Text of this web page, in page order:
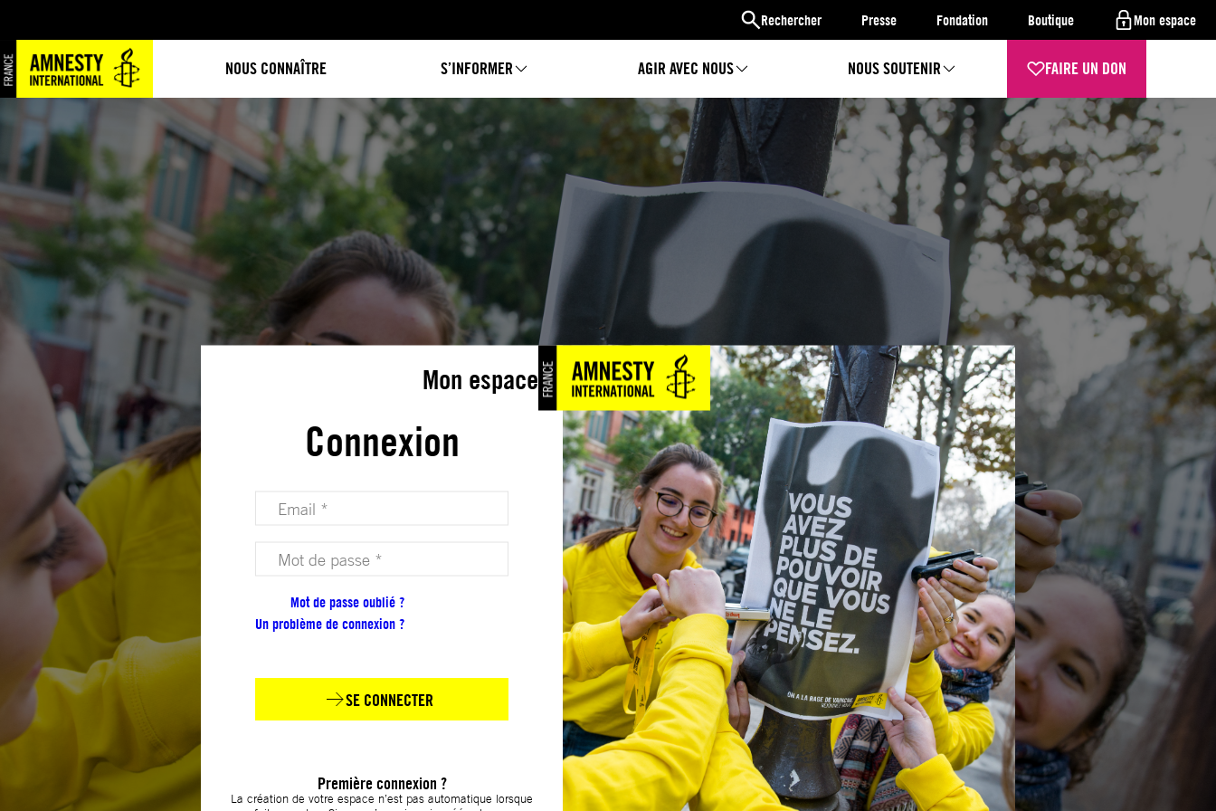
Rechercher Presse Fondation Boutique Mon espace
NOUS CONNAÎTRE S’INFORMER AGIR AVEC NOUS NOUS SOUTENIR FAIRE UN DON
Mon espace
Connexion
Votre adresse email (obligatoire)
Votre mot de passe (obligatoire)
Mot de passe oublié ?
Un problème de connexion ?
SE CONNECTER
Première connexion ?
La création de votre espace n’est pas automatique lorsque